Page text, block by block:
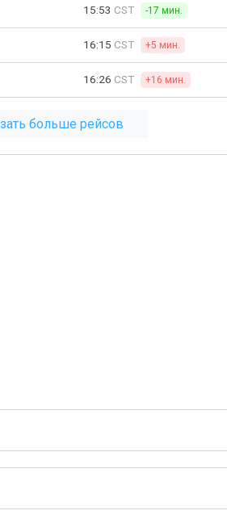
15:53 CST -17 мин.
16:15 CST +5 мин.
16:26 CST +16 мин.
больше рейсов